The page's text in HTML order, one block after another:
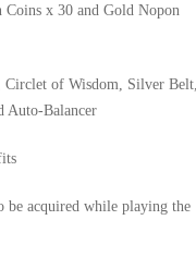
x 30 and Gold Nopon
Circlet of Wisdom, Silver
Auto-Balancer
be acquired while playing the